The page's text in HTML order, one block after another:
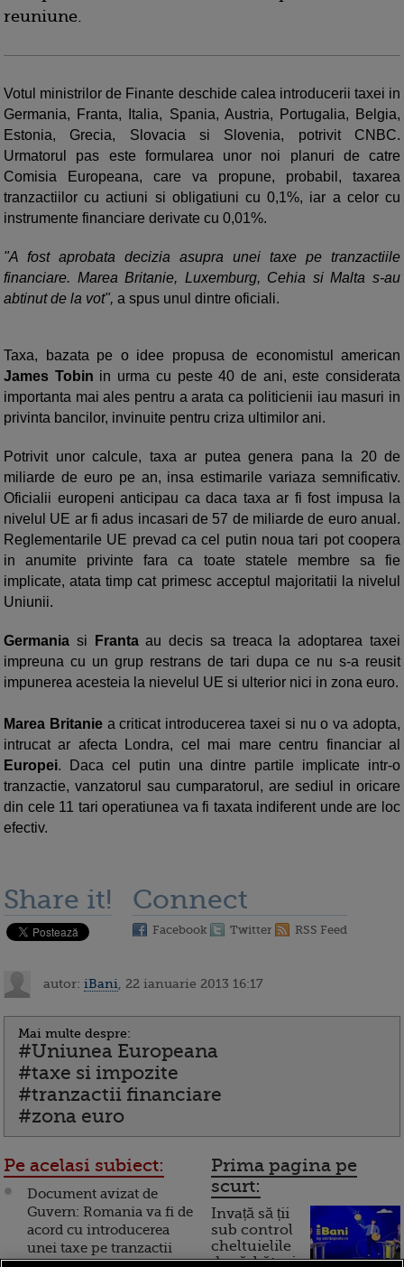
reuniune.
Votul ministrilor de Finante deschide calea introducerii taxei in
Germania, Franta, Italia, Spania, Austria, Portugalia, Belgia,
Estonia, Grecia, Slovacia si Slovenia, potrivit CNBC.
Urmatorul pas este formularea unor noi planuri de catre
Comisia Europeana, care va propune, probabil, taxarea
tranzactiilor cu actiuni si obligatiuni cu 0,1%, iar a celor cu
instrumente financiare derivate cu 0,01%.
"A fost aprobata decizia asupra unei taxe pe tranzactiile
financiare. Marea Britanie, Luxemburg, Cehia si Malta s-au
abtinut de la vot", a spus unul dintre oficiali.
Taxa, bazata pe o idee propusa de economistul american
James Tobin in urma cu peste 40 de ani, este considerata
importanta mai ales pentru a arata ca politicienii iau masuri in
privinta bancilor, invinuite pentru criza ultimilor ani.
Potrivit unor calcule, taxa ar putea genera pana la 20 de
miliarde de euro pe an, insa estimarile variaza semnificativ.
Oficialii europeni anticipau ca daca taxa ar fi fost impusa la
nivelul UE ar fi adus incasari de 57 de miliarde de euro anual.
Reglementarile UE prevad ca cel putin noua tari pot coopera
in anumite privinte fara ca toate statele membre sa fie
implicate, atata timp cat primesc acceptul majoritatii la nivelul
Uniunii.
Germania si Frantaau decis sa treaca la adoptarea taxei
impreuna cu un grup restrans de tari dupa ce nu s-a reusit
impunerea acesteia la nievelul UE si ulterior nici in zona euro.
Marea Britanie a criticat introducerea taxei si nu o va adopta,
intrucat ar afecta Londra, cel mai mare centru financiar al
Europei. Daca cel putin una dintre partile implicate intr-o
tranzactie, vanzatorul sau cumparatorul, are sediul in oricare
din cele 11 tari operatiunea va fi taxata indiferent unde are loc
efectiv.
Share it! Connect
Facebook Twitter RSS Feed
autor: iBani , 22 ianuarie 2013 16:17
Mai multe despre:
#Uniunea Europeana
#taxe si impozite
#tranzactii financiare
#zona euro
Pe acelasi subiect:
Document avizat de
Guvern: Romania va fi de
acord cu introducerea
unei taxe pe tranzactii
Prima pagina pe
scurt:
Invață să ții
sub control
cheltuielile
de sărbători.